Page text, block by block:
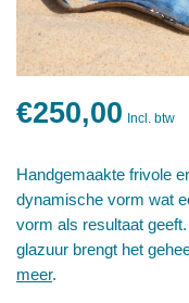
€250,00 Incl. btw
Handgemaakte frivole
dynamische vorm wat
vorm als resultaat
glazuur brengt het
meer.